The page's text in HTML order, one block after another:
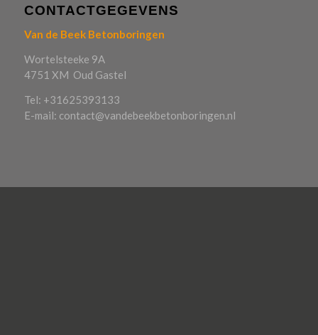
CONTACTGEGEVENS
Van de Beek Betonboringen
Wortelsteeke 9A
4751 XM Oud Gastel
Tel: +31625393133
E-mail: contact@vandebeekbetonboringen.nl